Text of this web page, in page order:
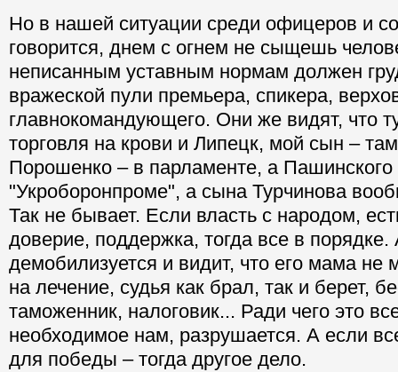
Но в нашей ситуации среди офицеров и
говорится, днем с огнем не сыщешь
неписанным уставным нормам должен
вражеской пули премьера, спикера,
главнокомандующего. Они же видят, что
торговля на крови и Липецк, мой сын –
Порошенко – в парламенте, а
"Укроборонпроме", а сына Турчинова
Так не бывает. Если власть с народом,
доверие, поддержка, тогда все в порядке.
демобилизуется и видит, что его мама не
на лечение, судья как брал, так и берет,
таможенник, налоговик... Ради чего это
необходимое нам, разрушается. А если
для победы – тогда другое дело.